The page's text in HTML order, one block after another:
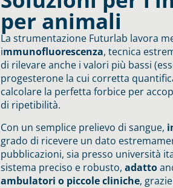
per animali
La strumentazione Futurlab lavora
immunofluorescenza, tecnica
di rilevare anche i valori più bassi
progesterone la cui corretta
calcolare la perfetta forbice per
di ripetibilità.
Con un semplice prelievo di sangue,
grado di ricevere un dato
pubblicazioni, sia presso università
sistema preciso e robusto,adatto
ambulatori o piccole cliniche,